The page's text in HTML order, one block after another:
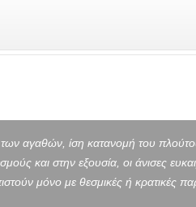
αγαθών, ίση κατανομή του
και στην εξουσία, οι άνισες
μόνο με θεσμικές ή